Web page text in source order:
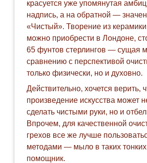
красуется уже упомянутая
надпись, а на обратной —
«Чистый». Творение из
можно приобрести в Лондоне,
65 фунтов стерлингов — сущая
сравнению с перспективой
только физически, но и духовно.
Действительно, хочется верить,
произведение искусства может
сделать чистыми руки, но и
Впрочем, для качественной
грехов все же лучше
методами — мыло в таких
помощник.